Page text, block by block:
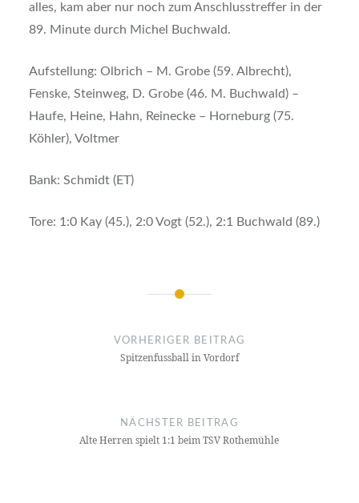
alles, kam aber nur noch zum Anschlusstreffer in der
89. Minute durch Michel Buchwald.
Aufstellung: Olbrich – M. Grobe (59. Albrecht),
Fenske, Steinweg, D. Grobe (46. M. Buchwald) –
Haufe, Heine, Hahn, Reinecke – Horneburg (75.
Köhler), Voltmer
Bank: Schmidt (ET)
Tore: 1:0 Kay (45.), 2:0 Vogt (52.), 2:1 Buchwald (89.)
Beitragsnavigation
VORHERIGER BEITRAG
Spitzenfussball in Vordorf
NÄCHSTER BEITRAG
Alte Herren spielt 1:1 beim TSV Rothemühle